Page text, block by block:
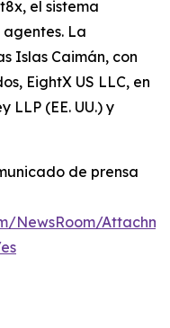
el sistema
La
Islas Caimán, con
EightX US LLC, en
LLP (EE. UU.) y
de prensa
NewsRoom/